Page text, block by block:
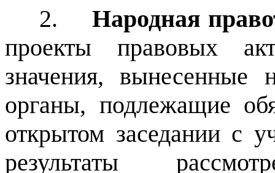
2.
Народная
проекты правовых
значения, вынесенные
органы, подлежащие
открытом заседании с
результаты